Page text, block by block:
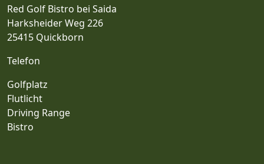
Red Golf Bistro bei Saida
Harksheider Weg 226
25415 Quickborn
Telefon
Golfplatz
Flutlicht
Driving Range
Bistro